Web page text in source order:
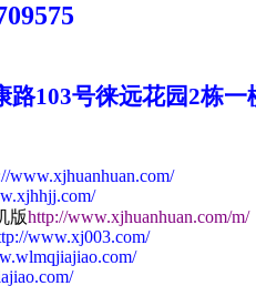
路103号徕远花园2栋一
www.xjhuanhuan.com/
版http://www.xjhuanhuan.com/m/
www.xj003.com/